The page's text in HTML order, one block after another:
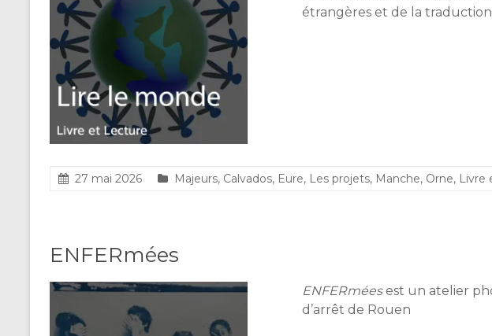
étrangères et de la
27 mai 2026 Majeurs, Calvados, Eure, Les projets, Manche, Orne, Livre
ENFERmées
ENFERméesest un atelier
d’arrêt de Rouen